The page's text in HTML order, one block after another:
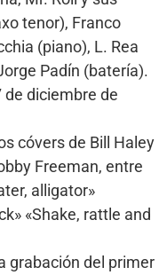
tenor), Franco
(piano), L. Rea
Padín (batería).
diciembre de
cóvers de Bill Haley
Freeman, entre
alligator»
«Shake, rattle and
grabación del primer